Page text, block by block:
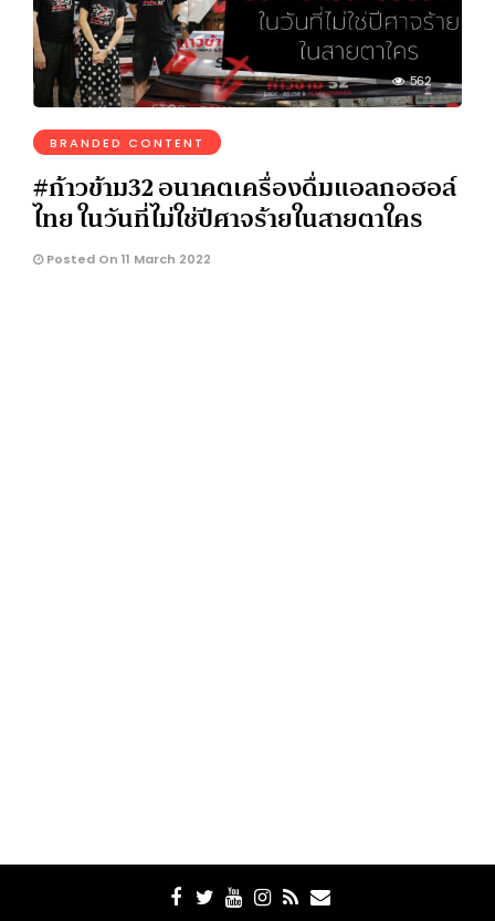
562
BRANDED CONTENT
#ก้าวข้าม32 อนาคตเครื่องดื่มแอลกอฮอล์
ไทย ในวันที่ไม่ใช่ปีศาจร้ายในสายตาใคร
Posted On 11 March 2022